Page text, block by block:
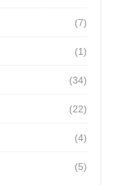
(7)
(1)
(34)
(22)
(4)
(5)